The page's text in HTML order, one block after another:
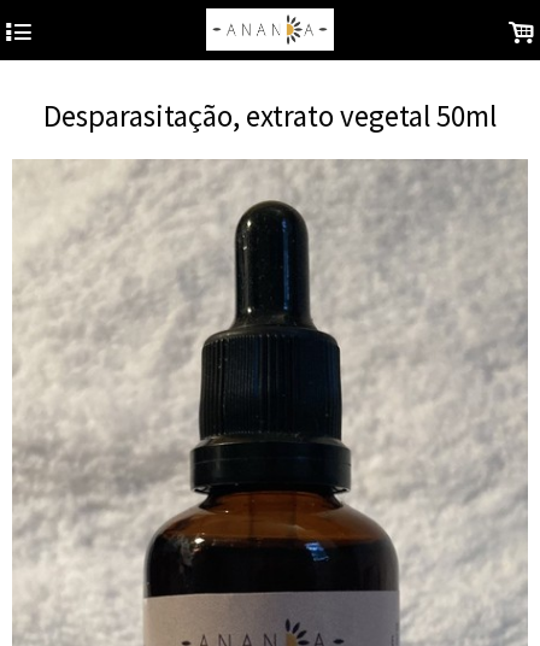
4 .
Desparasitação, extrato vegetal 50ml